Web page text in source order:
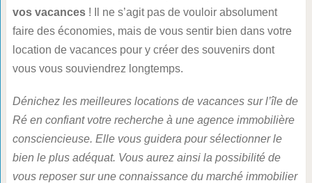
vos vacances! Il ne s’agit pas de vouloir absolument
faire des économies, mais de vous sentir bien dans votre
location de vacances pour y créer des souvenirs dont
vous vous souviendrez longtemps.
Dénichez les meilleures locations de vacances sur l’île de
Ré en confiant votre recherche à une agence immobilière
consciencieuse. Elle vous guidera pour sélectionner le
bien le plus adéquat. Vous aurez ainsi la possibilité de
vous reposer sur une connaissance du marché immobilier